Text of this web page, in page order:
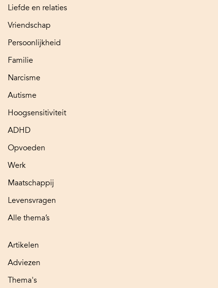
Liefde en relaties
Vriendschap
Persoonlijkheid
Familie
Narcisme
Autisme
Hoogsensitiviteit
ADHD
Opvoeden
Werk
Maatschappij
Levensvragen
Alle thema’s
Artikelen
Adviezen
Thema's